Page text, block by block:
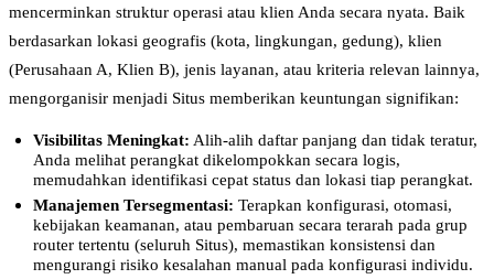
mencerminkan struktur operasi atau klien Anda secara nyata. Baik
berdasarkan lokasi geografis (kota, lingkungan, gedung), klien
(Perusahaan A, Klien B), jenis layanan, atau kriteria relevan lainnya,
mengorganisir menjadi Situs memberikan keuntungan signifikan:
Visibilitas Meningkat: Alih-alih daftar panjang dan tidak teratur,
Anda melihat perangkat dikelompokkan secara logis,
memudahkan identifikasi cepat status dan lokasi tiap perangkat.
Manajemen Tersegmentasi: Terapkan konfigurasi, otomasi,
kebijakan keamanan, atau pembaruan secara terarah pada grup
router tertentu (seluruh Situs), memastikan konsistensi dan
mengurangi risiko kesalahan manual pada konfigurasi individu.